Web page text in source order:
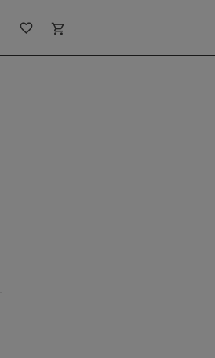
favorite_border shopping_cart